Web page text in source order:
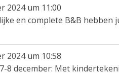
2024 um 11:00
en complete B&B
2024 um 10:58
8 december: Met